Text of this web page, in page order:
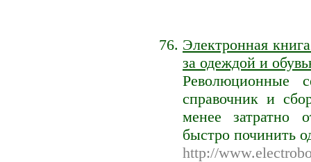
Электронная
за одеждой и
Революционные
справочник и
менее затратно
быстро починить
http://